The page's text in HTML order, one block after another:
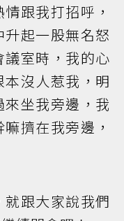
跟我打招呼，
起一股無名怒
室時，我的心
沒人惹我，明
坐我旁邊，我
擠在我旁邊，
跟大家說我們